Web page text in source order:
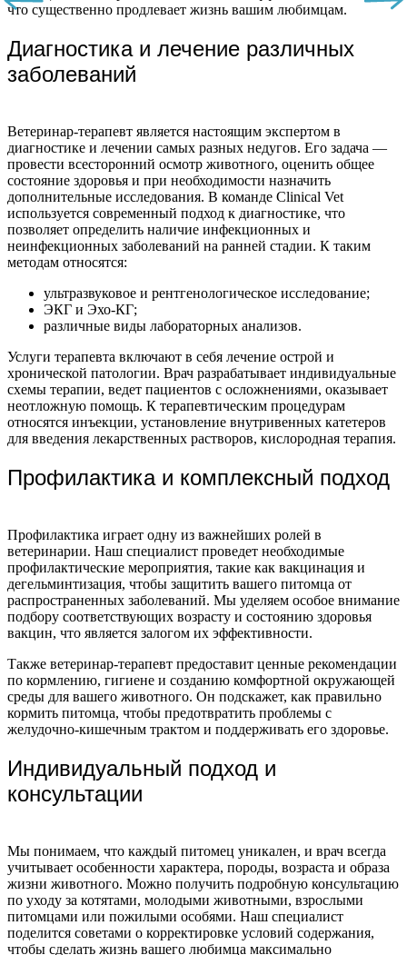
что существенно продлевает жизнь вашим любимцам.
Диагностика и лечение различных
заболеваний
Ветеринар-терапевт является настоящим экспертом в
диагностике и лечении самых разных недугов. Его задача —
провести всесторонний осмотр животного, оценить общее
состояние здоровья и при необходимости назначить
дополнительные исследования. В команде Clinical Vet
используется современный подход к диагностике, что
позволяет определить наличие инфекционных и
неинфекционных заболеваний на ранней стадии. К таким
методам относятся:
ультразвуковое и рентгенологическое исследование;
ЭКГ и Эхо-КГ;
различные виды лабораторных анализов.
Услуги терапевта включают в себя лечение острой и
хронической патологии. Врач разрабатывает индивидуальные
схемы терапии, ведет пациентов с осложнениями, оказывает
неотложную помощь. К терапевтическим процедурам
относятся инъекции, установление внутривенных катетеров
для введения лекарственных растворов, кислородная терапия.
Профилактика и комплексный подход
Профилактика играет одну из важнейших ролей в
ветеринарии. Наш специалист проведет необходимые
профилактические мероприятия, такие как вакцинация и
дегельминтизация, чтобы защитить вашего питомца от
распространенных заболеваний. Мы уделяем особое внимание
подбору соответствующих возрасту и состоянию здоровья
вакцин, что является залогом их эффективности.
Также ветеринар-терапевт предоставит ценные рекомендации
по кормлению, гигиене и созданию комфортной окружающей
среды для вашего животного. Он подскажет, как правильно
кормить питомца, чтобы предотвратить проблемы с
желудочно-кишечным трактом и поддерживать его здоровье.
Индивидуальный подход и
консультации
Мы понимаем, что каждый питомец уникален, и врач всегда
учитывает особенности характера, породы, возраста и образа
жизни животного. Можно получить подробную консультацию
по уходу за котятами, молодыми животными, взрослыми
питомцами или пожилыми особями. Наш специалист
поделится советами о корректировке условий содержания,
чтобы сделать жизнь вашего любимца максимально